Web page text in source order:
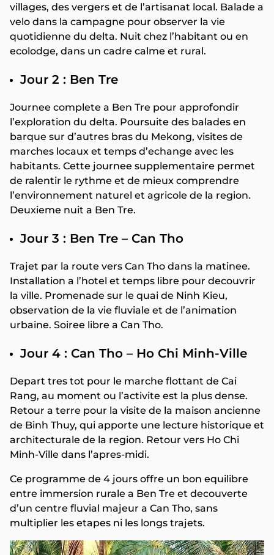
villages, des vergers et de l’artisanat local. Balade a
velo dans la campagne pour observer la vie
quotidienne du delta. Nuit chez l’habitant ou en
ecolodge, dans un cadre calme et rural.
Jour 2 : Ben Tre
Journee complete a Ben Tre pour approfondir
l’exploration du delta. Poursuite des balades en
barque sur d’autres bras du Mekong, visites de
marches locaux et temps d’echange avec les
habitants. Cette journee supplementaire permet
de ralentir le rythme et de mieux comprendre
l’environnement naturel et agricole de la region.
Deuxieme nuit a Ben Tre.
Jour 3 : Ben Tre – Can Tho
Trajet par la route vers Can Tho dans la matinee.
Installation a l’hotel et temps libre pour decouvrir
la ville. Promenade sur le quai de Ninh Kieu,
observation de la vie fluviale et de l’animation
urbaine. Soiree libre a Can Tho.
Jour 4 : Can Tho – Ho Chi Minh-Ville
Depart tres tot pour le marche flottant de Cai
Rang, au moment ou l’activite est la plus dense.
Retour a terre pour la visite de la maison ancienne
de Binh Thuy, qui apporte une lecture historique et
architecturale de la region. Retour vers Ho Chi
Minh-Ville dans l’apres-midi.
Ce programme de 4 jours offre un bon equilibre
entre immersion rurale a Ben Tre et decouverte
d’un centre fluvial majeur a Can Tho, sans
multiplier les etapes ni les longs trajets.